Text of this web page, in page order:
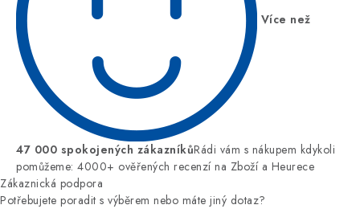
Více než
47 000 spokojených zákazníkůRádi vám s nákupem kdykoli
pomůžeme: 4000+ ověřených recenzí na Zboží a Heurece
Zákaznická podpora
Potřebujete poradit s výběrem nebo máte jiný dotaz?